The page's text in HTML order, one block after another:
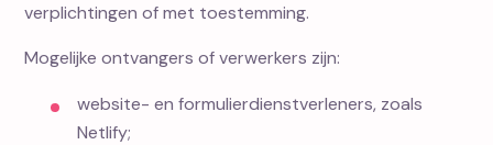
verplichtingen of met toestemming.
Mogelijke ontvangers of verwerkers zijn:
website- en formulierdienstverleners, zoals
Netlify;